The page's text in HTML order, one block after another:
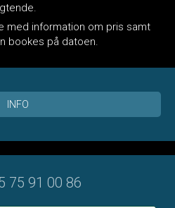
med information om pris samt
bookes på datoen.
INFO
75 91 00 86